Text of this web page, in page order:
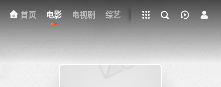
首页 电影 电视剧 综艺 动漫 网址+ 明星
下载客户端